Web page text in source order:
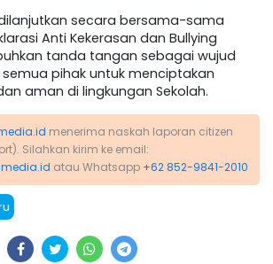
secara bersama-sama
Anti Kekerasan dan Bullying
tanda tangan sebagai wujud
pihak untuk menciptakan
aman di lingkungan Sekolah.
menerima naskah laporan citizen
Silahkan kirim ke email:
atau Whatsapp +62 852-9841-2010